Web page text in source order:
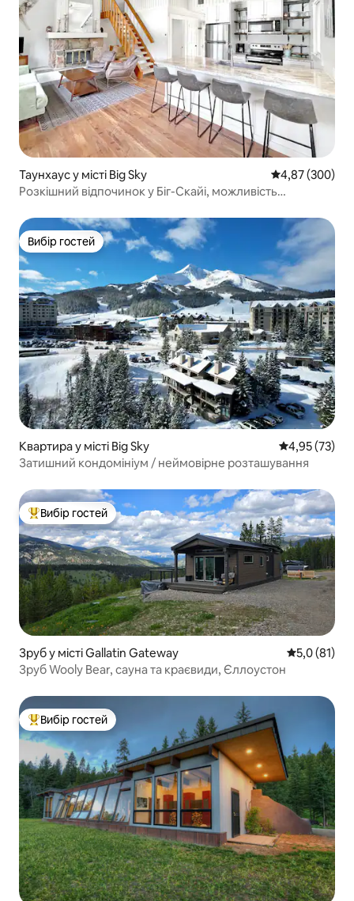
Таунхаус у місті Big Sky Середня
4,87 (300)
Розкішний відпочинок у Біг-Скайі, можливість
Вибір гостей
Вибір гостей
Квартира у місті Big Sky Середня
4,95 (73)
Затишний кондомініум / неймовірне розташування
Топ вибір гостей
Вибір гостей
Зруб у місті Gallatin Gateway Середня
5,0 (81)
Зруб Wooly Bear, сауна та краєвиди, Єллоустон
Топ вибір гостей
Вибір гостей